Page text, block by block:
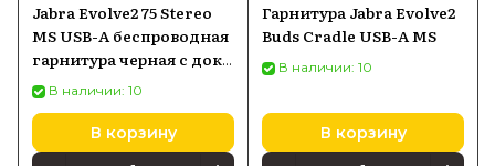
Jabra Evolve2 75 Stereo
MS USB-A беспроводная
гарнитура черная с док
станцией ( 27599-999-989
)
В наличии: 10
В корзину
Гарнитура Jabra Evolve2
Buds Cradle USB-A MS
В наличии: 10
В корзину